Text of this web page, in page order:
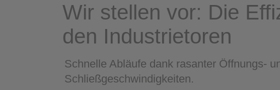
Suchmaschine, Facebook) und zur
Wir stellen vor: Die Effizienten unter
den Industrietoren
Schnelle Abläufe dank rasanter Öffnungs-
Schließgeschwindigkeiten.